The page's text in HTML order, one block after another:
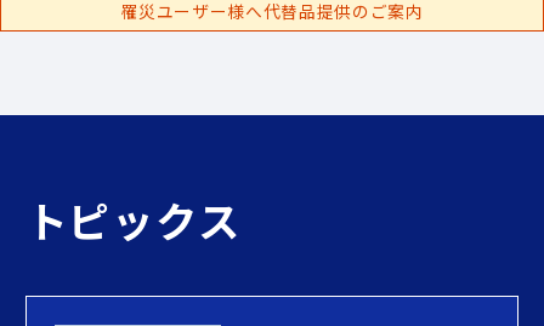
罹災ユーザー様へ代替品提供のご案内
トピックス